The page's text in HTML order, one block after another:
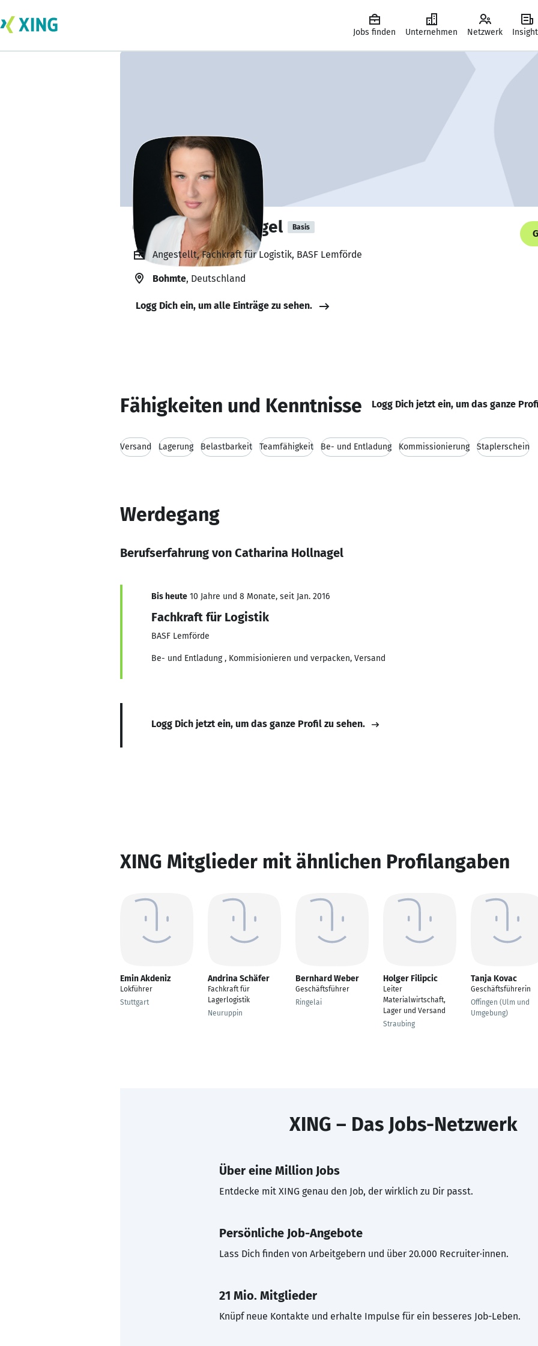
Jobs finden Unternehmen Netzwerk
Catharina Hollnagel Basis
Angestellt, Fachkraft für Logistik, BASF Lemförde
Bohmte, Deutschland
Logg Dich ein, um alle Einträge zu sehen.
Fähigkeiten und Kenntnisse Logg Dich jetzt ein, um das ganze
Versand Lagerung Belastbarkeit Teamfähigkeit Be- und Entladung Kommissionierung Staplerschein
Werdegang
Berufserfahrung von Catharina Hollnagel
Bis heute 10 Jahre und 8 Monate, seit Jan. 2016
Fachkraft für Logistik
BASF Lemförde
Be- und Entladung , Kommisionieren und verpacken, Versand
Logg Dich jetzt ein, um das ganze Profil zu sehen.
XING Mitglieder mit ähnlichen Profilangaben
Emin Akdeniz
Lokführer
Stuttgart
Andrina Schäfer
Fachkraft für
Lagerlogistik
Neuruppin
Bernhard Weber
Geschäftsführer
Ringelai
Holger Filipcic
Leiter
Materialwirtschaft,
Lager und Versand
Straubing
Tanja Kovac
Geschäftsführerin
Offingen (Ulm und
Umgebung)
XING – Das Jobs-Netzwerk
Über eine Million Jobs
Entdecke mit XING genau den Job, der wirklich zu Dir passt.
Persönliche Job-Angebote
Lass Dich finden von Arbeitgebern und über 20.000 Recruiter·innen.
21 Mio. Mitglieder
Knüpf neue Kontakte und erhalte Impulse für ein besseres Job-Leben.